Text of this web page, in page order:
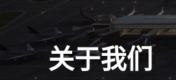
关于我们